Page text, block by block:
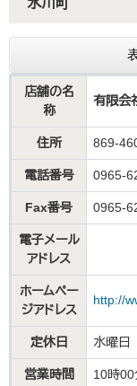
氷川町
店舗の名
称
有限会
住所 869-
電話番号 0965-
Fax番号 0965-
電子メール
アドレス
ホームペー
ジアドレス
http://
定休日 水曜日
営業時間 10時